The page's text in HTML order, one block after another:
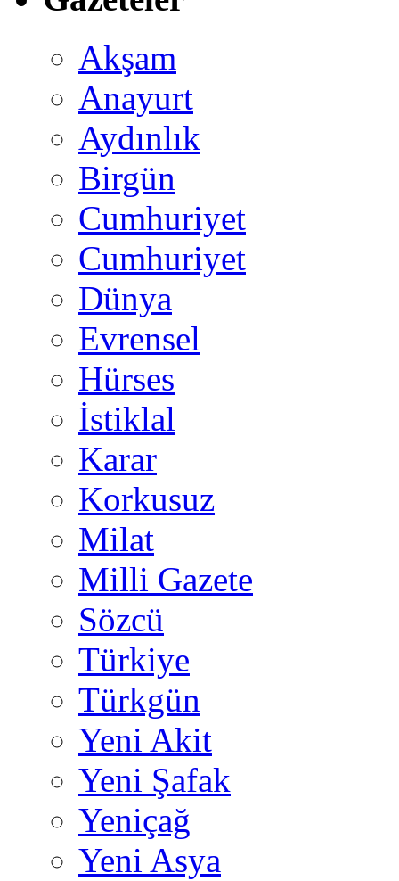
Akşam
Anayurt
Aydınlık
Birgün
Cumhuriyet
Cumhuriyet
Dünya
Evrensel
Hürses
İstiklal
Karar
Korkusuz
Milat
Milli Gazete
Sözcü
Türkiye
Türkgün
Yeni Akit
Yeni Şafak
Yeniçağ
Yeni Asya